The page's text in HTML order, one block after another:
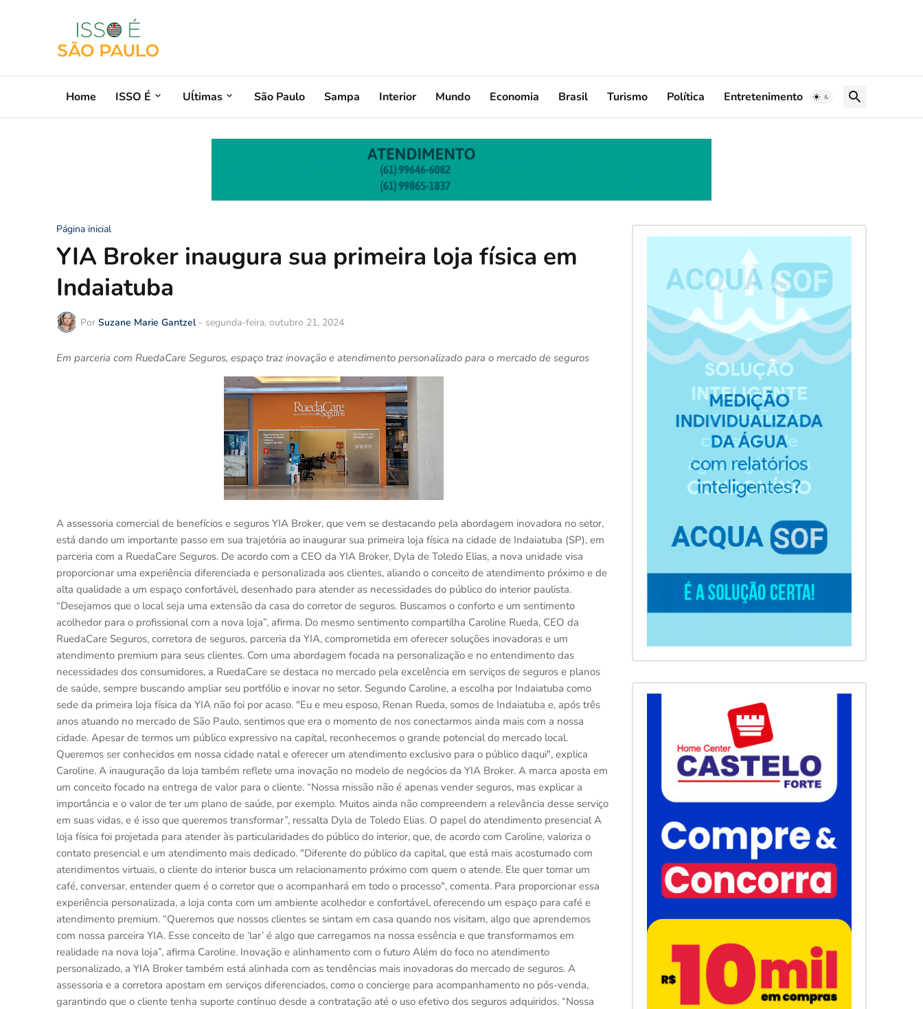
Home ISSO É Uĺtimas São Paulo Sampa Interior Mundo Economia Brasil Turismo Política Entretenimento
Página inicial
YIA Broker inaugura sua primeira loja física em
Indaiatuba
Por Suzane Marie Gantzel - segunda-feira, outubro 21, 2024
Em parceria com RuedaCare Seguros, espaço traz inovação e atendimento personalizado para o mercado de seguros
A assessoria comercial de benefícios e seguros YIA Broker, que vem se destacando pela abordagem inovadora no setor,
está dando um importante passo em sua trajetória ao inaugurar sua primeira loja física na cidade de Indaiatuba (SP), em
parceria com a RuedaCare Seguros. De acordo com a CEO da YIA Broker, Dyla de Toledo Elias, a nova unidade visa
proporcionar uma experiência diferenciada e personalizada aos clientes, aliando o conceito de atendimento próximo e de
alta qualidade a um espaço confortável, desenhado para atender as necessidades do público do interior paulista.
“Desejamos que o local seja uma extensão da casa do corretor de seguros. Buscamos o conforto e um sentimento
acolhedor para o profissional com a nova loja”, afirma. Do mesmo sentimento compartilha Caroline Rueda, CEO da
RuedaCare Seguros, corretora de seguros, parceria da YIA, comprometida em oferecer soluções inovadoras e um
atendimento premium para seus clientes. Com uma abordagem focada na personalização e no entendimento das
necessidades dos consumidores, a RuedaCare se destaca no mercado pela excelência em serviços de seguros e planos
de saúde, sempre buscando ampliar seu portfólio e inovar no setor. Segundo Caroline, a escolha por Indaiatuba como
sede da primeira loja física da YIA não foi por acaso. "Eu e meu esposo, Renan Rueda, somos de Indaiatuba e, após três
anos atuando no mercado de São Paulo, sentimos que era o momento de nos conectarmos ainda mais com a nossa
cidade. Apesar de termos um público expressivo na capital, reconhecemos o grande potencial do mercado local.
Queremos ser conhecidos em nossa cidade natal e oferecer um atendimento exclusivo para o público daqui", explica
Caroline. A inauguração da loja também reflete uma inovação no modelo de negócios da YIA Broker. A marca aposta em
um conceito focado na entrega de valor para o cliente. “Nossa missão não é apenas vender seguros, mas explicar a
importância e o valor de ter um plano de saúde, por exemplo. Muitos ainda não compreendem a relevância desse serviço
em suas vidas, e é isso que queremos transformar”, ressalta Dyla de Toledo Elias. O papel do atendimento presencial A
loja física foi projetada para atender às particularidades do público do interior, que, de acordo com Caroline, valoriza o
contato presencial e um atendimento mais dedicado. "Diferente do público da capital, que está mais acostumado com
atendimentos virtuais, o cliente do interior busca um relacionamento próximo com quem o atende. Ele quer tomar um
café, conversar, entender quem é o corretor que o acompanhará em todo o processo", comenta. Para proporcionar essa
experiência personalizada, a loja conta com um ambiente acolhedor e confortável, oferecendo um espaço para café e
atendimento premium. “Queremos que nossos clientes se sintam em casa quando nos visitam, algo que aprendemos
com nossa parceira YIA. Esse conceito de ‘lar’ é algo que carregamos na nossa essência e que transformamos em
realidade na nova loja”, afirma Caroline. Inovação e alinhamento com o futuro Além do foco no atendimento
personalizado, a YIA Broker também está alinhada com as tendências mais inovadoras do mercado de seguros. A
assessoria e a corretora apostam em serviços diferenciados, como o concierge para acompanhamento no pós-venda,
garantindo que o cliente tenha suporte contínuo desde a contratação até o uso efetivo dos seguros adquiridos. “Nossa